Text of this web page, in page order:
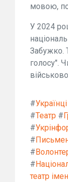
мовою,
У 2024
Забужко.
голосу".
#Українці
#Театр #
#
#
#
#
театр